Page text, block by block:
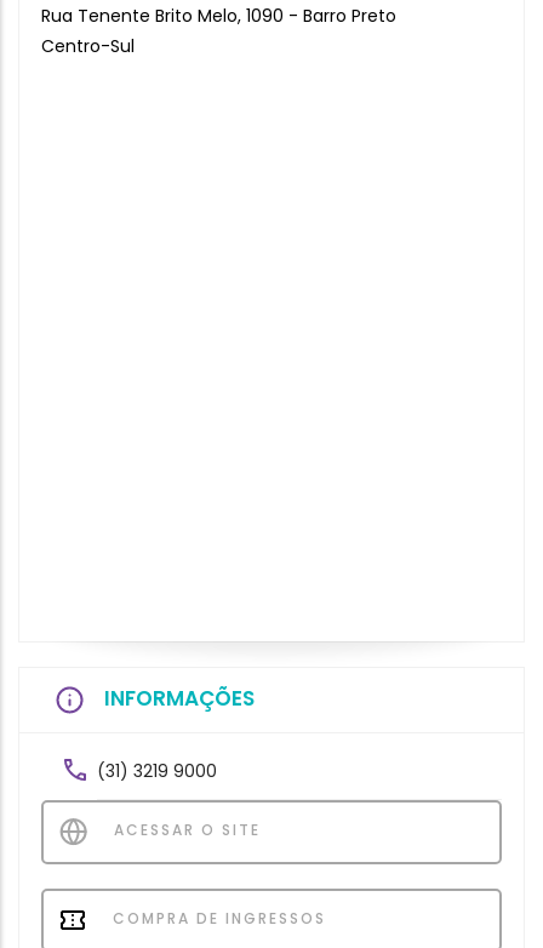
Rua Tenente Brito Melo, 1090 - Barro Preto
Centro-Sul
INFORMAÇÕES
(31) 3219 9000
ACESSAR O SITE
COMPRA DE INGRESSOS